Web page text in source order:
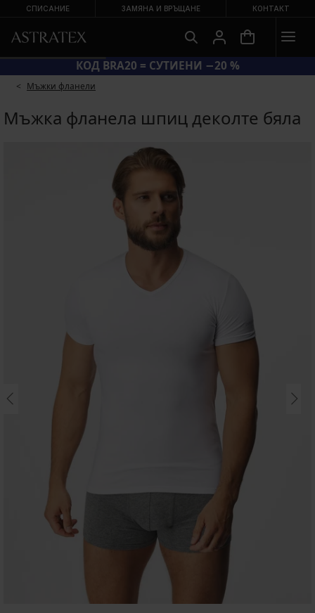
СПИСАНИЕ ЗАМЯНА И ВРЪЩАНЕ КОНТАКТ
КОД BRA20 = СУТИЕНИ −20 %
Мъжки фланели
Мъжка фланела шпиц деколте бяла